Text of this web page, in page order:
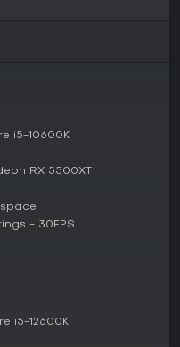
central de salvar
se você curte
de espada. No entanto,
e problemas de
a
elogiam a atmosfera
com lutas repetitivas
amplos achem o
i5-10600K
RX 5500XT
- 30FPS
i5-12600K